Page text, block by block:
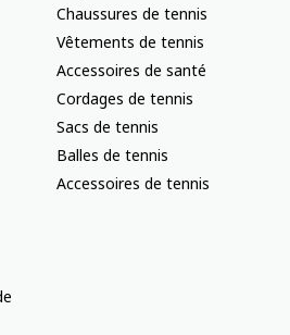
Chaussures de tennis
Vêtements de tennis
Accessoires de santé
Cordages de tennis
Sacs de tennis
Balles de tennis
Accessoires de tennis